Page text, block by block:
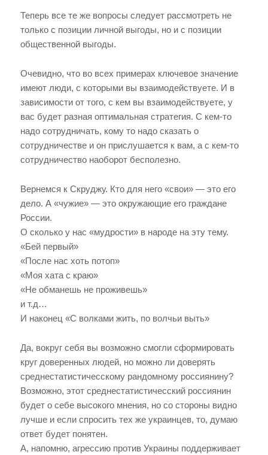
Теперь все те же вопросы следует рассмотреть не
только с позиции личной выгоды, но и с позиции
общественной выгоды.
Очевидно, что во всех примерах ключевое значение
имеют люди, с которыми вы взаимодействуете. И в
зависимости от того, с кем вы взаимодействуете, у
вас будет разная оптимальная стратегия. С кем-то
надо сотрудничать, кому то надо сказать о
сотрудничестве и он прислушается к вам, а с кем-то
сотрудничество наоборот бесполезно.
Вернемся к Скруджу. Кто для него «свои» — это его
дело. А «чужие» — это окружающие его граждане
России.
О сколько у нас «мудрости» в народе на эту тему.
«Бей первый»
«После нас хоть потоп»
«Моя хата с краю»
«Не обманешь не проживешь»
и т.д…
И наконец «С волками жить, по волчьи выть»
Да, вокруг себя вы возможно смогли сформировать
круг доверенных людей, но можно ли доверять
среднестатистичесскому рандомному россиянину?
Возможно, этот среднестатистичесский россиянин
будет о себе высокого мнения, но со стороны видно
лучше и если спросить тех же украинцев, то, думаю
ответ будет понятен.
А, напомню, агрессию против Украины поддерживает